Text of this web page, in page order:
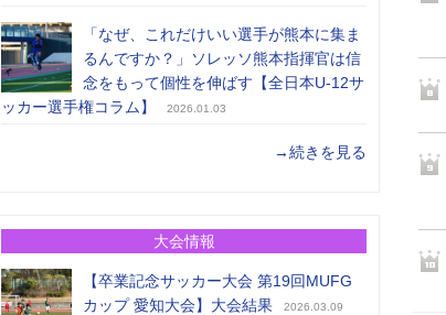
「なぜ、これだけいい選手が熊本に集ま
るんですか？」ソレッソ熊本指揮官は信
念をもって個性を伸ばす【全日本U-12サ
ッカー選手権コラム】
2026.01.03
→続きを見る
大会情報
【卒業記念サッカー大会 第19回MUFG
カップ 愛知大会】大会結果
2026.03.09